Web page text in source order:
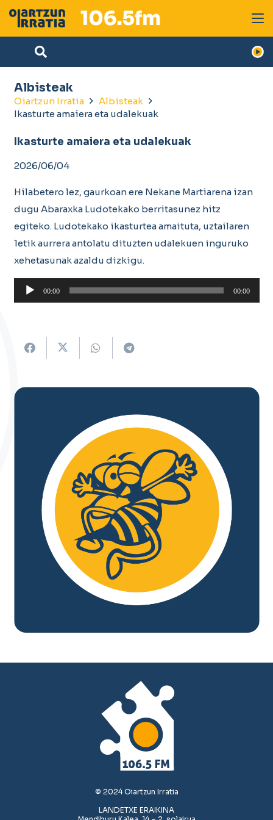
Albisteak
Oiartzun Irratia
Albisteak
Ikasturte amaiera eta udalekuak
Ikasturte amaiera eta udalekuak
2026/06/04
Hilabetero lez, gaurkoan ere Nekane Martiarena izan
dugu Abaraxka Ludotekako berritasunez hitz
egiteko. Ludotekako ikasturtea amaituta, uztailaren
1etik aurrera antolatu dituzten udalekuen inguruko
xehetasunak azaldu dizkigu.
Soinu
erreproduzigailua
00:00 00:00
© 2024 Oiartzun Irratia
LANDETXE ERAIKINA